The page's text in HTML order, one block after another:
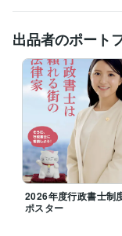
い。
このお問い合わせ段階
では料金はいただき
また、守秘義務によ
関わらず現在、将来
ださい。
契約書作成、利用規約
の書面など、個人間、
た幅広いご相談をお受
◯契約書、利用規約作
出品者のポート
2026年度行政書士制
ポスター